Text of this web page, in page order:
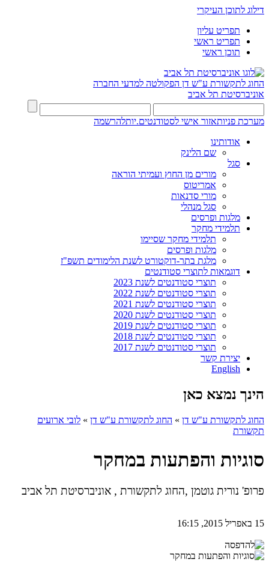
דילוג לתוכן העיקרי
תפריט עליון
תפריט ראשי
תוכן ראשי
החוג לתקשורת ע"ש דן הפקולטה למדעי החברה
אוניברסיטת תל אביב
מערכת פניותאזור אישי לסטודנטים.יותלהרשמה
אודותינו
שם הלינק
סגל
מורים מן החוץ ועמיתי הוראה
אמריטוס
מורי סדנאות
סגל מנהלי
מלגות ופרסים
תלמידי מחקר
תלמידי מחקר שסיימו
מלגות ופרסים
מלגת בתר-דוקטורט לשנת הלימודים תשפ"ז
דוגמאות לתוצרי סטודנטים
תוצרי סטודנטים לשנת 2023
תוצרי סטודנטים לשנת 2022
תוצרי סטודנטים לשנת 2021
תוצרי סטודנטים לשנת 2020
תוצרי סטודנטים לשנת 2019
תוצרי סטודנטים לשנת 2018
תוצרי סטודנטים לשנת 2017
יצירת קשר
English
הינך נמצא כאן
החוג לתקשורת ע"ש דן » החוג לתקשורת ע"ש דן » לובי ארועים
תקשורת
סוגיות והפתעות במחקר
פרופ' נורית גוטמן ,החוג לתקשורת , אוניברסיטת תל אביב
15 באפריל 2015, 16:15